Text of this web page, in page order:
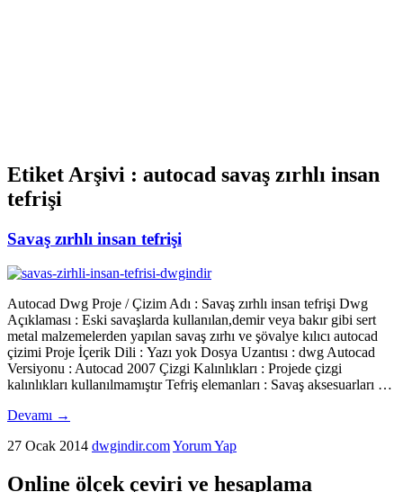
Etiket Arşivi : autocad savaş zırhlı insan
tefrişi
Savaş zırhlı insan tefrişi
Autocad Dwg Proje / Çizim Adı : Savaş zırhlı insan tefrişi Dwg
Açıklaması : Eski savaşlarda kullanılan,demir veya bakır gibi sert
metal malzemelerden yapılan savaş zırhı ve şövalye kılıcı autocad
çizimi Proje İçerik Dili : Yazı yok Dosya Uzantısı : dwg Autocad
Versiyonu : Autocad 2007 Çizgi Kalınlıkları : Projede çizgi
kalınlıkları kullanılmamıştır Tefriş elemanları : Savaş aksesuarları …
Devamı →
27 Ocak 2014 dwgindir.comYorum Yap
Online ölçek çeviri ve hesaplama